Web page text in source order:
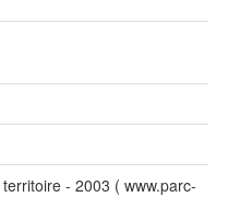
- 2003 ( www.parc-